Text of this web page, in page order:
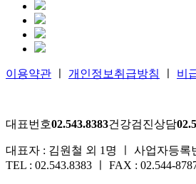
이용약관 개인정보취급방침 비
대표번호02.543.8383건강검진상담
대표자 : 김원철 외 1명 ㅣ 사업자등록
TEL : 02.543.8383 ㅣ FAX : 02.544-